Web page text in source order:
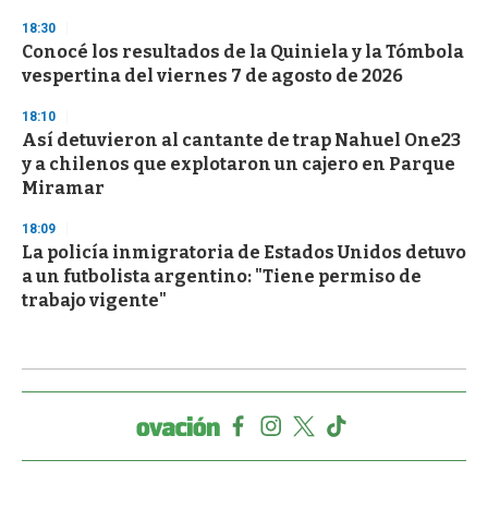
18:30
Conocé los resultados de la Quiniela y la Tómbola
vespertina del viernes 7 de agosto de 2026
18:10
Así detuvieron al cantante de trap Nahuel One23
y a chilenos que explotaron un cajero en Parque
Miramar
18:09
La policía inmigratoria de Estados Unidos detuvo
a un futbolista argentino: "Tiene permiso de
trabajo vigente"